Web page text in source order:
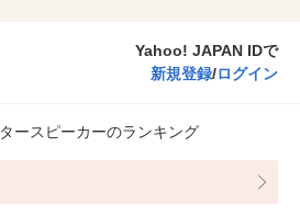
Yahoo! JAPAN IDで
新規登録/ログイン
ースピーカーのランキング